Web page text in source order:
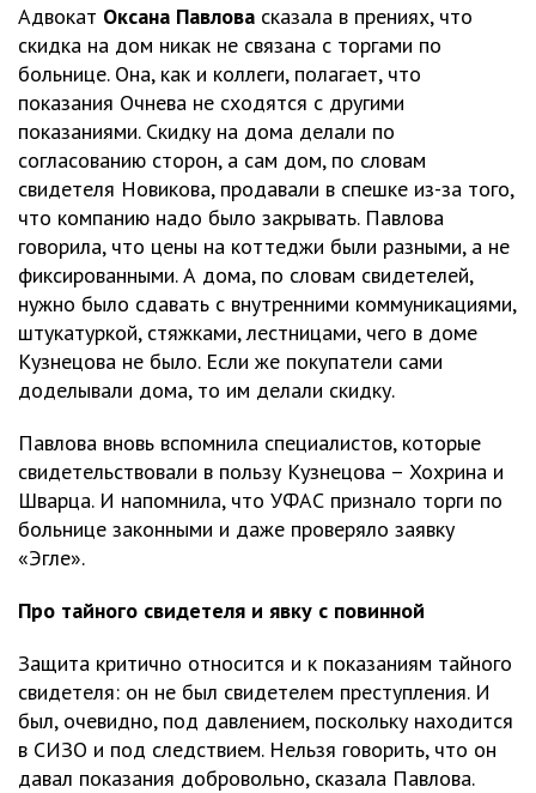
Адвокат Оксана Павлова сказала в прениях, что
скидка на дом никак не связана с торгами по
больнице. Она, как и коллеги, полагает, что
показания Очнева не сходятся с другими
показаниями. Скидку на дома делали по
согласованию сторон, а сам дом, по словам
свидетеля Новикова, продавали в спешке из-за того,
что компанию надо было закрывать. Павлова
говорила, что цены на коттеджи были разными, а не
фиксированными. А дома, по словам свидетелей,
нужно было сдавать с внутренними коммуникациями,
штукатуркой, стяжками, лестницами, чего в доме
Кузнецова не было. Если же покупатели сами
доделывали дома, то им делали скидку.
Павлова вновь вспомнила специалистов, которые
свидетельствовали в пользу Кузнецова – Хохрина и
Шварца. И напомнила, что УФАС признало торги по
больнице законными и даже проверяло заявку
«Эгле».
Про тайного свидетеля и явку с повинной
Защита критично относится и к показаниям тайного
свидетеля: он не был свидетелем преступления. И
был, очевидно, под давлением, поскольку находится
в СИЗО и под следствием. Нельзя говорить, что он
давал показания добровольно, сказала Павлова.